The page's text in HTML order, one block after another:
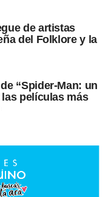
de artistas
del Folklore y la
“Spider-Man: un
películas más